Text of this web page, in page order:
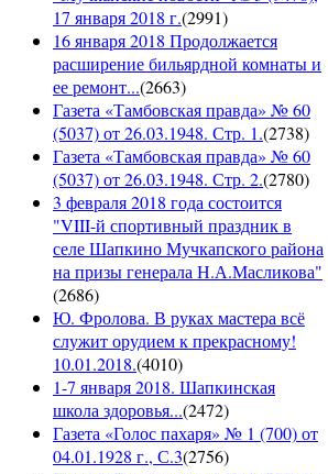
17 января 2018 г.(2991)
16 января 2018 Продолжается
расширение бильярдной комнаты и
ее ремонт...(2663)
Газета «Тамбовская правда» № 60
(5037) от 26.03.1948. Стр. 1.(2738)
Газета «Тамбовская правда» № 60
(5037) от 26.03.1948. Стр. 2.(2780)
3 февраля 2018 года состоится
"VIII-й спортивный праздник в
селе Шапкино Мучкапского района
на призы генерала Н.А.Масликова"
(2686)
Ю. Фролова. В руках мастера всё
служит орудием к прекрасному!
10.01.2018.(4010)
1-7 января 2018. Шапкинская
школа здоровья...(2472)
Газета «Голос пахаря» № 1 (700) от
04.01.1928 г., С.3(2756)